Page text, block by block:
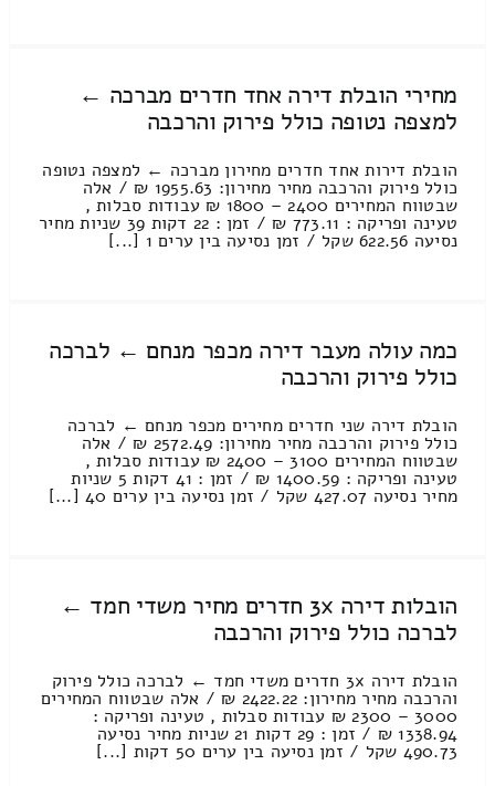
מחירי הובלת דירה אחד חדרים מברכה ←
למצפה נטופה כולל פירוק והרכבה
הובלת דירות אחד חדרים מחירון מברכה ← למצפה נטופה
כולל פירוק והרכבה מחיר מחירון: 1955.63 ₪ / אלה
שבטווח המחירים 2400 – 1800 ₪ עבודות סבלות ,
טעינה ופריקה : 773.11 ₪ / זמן : 22 דקות 39 שניות מחיר
נסיעה 622.56 שקל / זמן נסיעה בין ערים 1 [...]
כמה עולה מעבר דירה מכפר מנחם ← לברכה
כולל פירוק והרכבה
הובלת דירה שני חדרים מחירים מכפר מנחם ← לברכה
כולל פירוק והרכבה מחיר מחירון: 2572.49 ₪ / אלה
שבטווח המחירים 3100 – 2400 ₪ עבודות סבלות ,
טעינה ופריקה : 1400.59 ₪ / זמן : 41 דקות 5 שניות
מחיר נסיעה 427.07 שקל / זמן נסיעה בין ערים 40 [...]
הובלות דירה 3x חדרים מחיר משדי חמד ←
לברכה כולל פירוק והרכבה
הובלת דירה 3x חדרים משדי חמד ← לברכה כולל פירוק
והרכבה מחיר מחירון: 2422.22 ₪ / אלה שבטווח המחירים
3000 – 2300 ₪ עבודות סבלות , טעינה ופריקה :
1338.94 ₪ / זמן : 29 דקות 21 שניות מחיר נסיעה
490.73 שקל / זמן נסיעה בין ערים 50 דקות [...]